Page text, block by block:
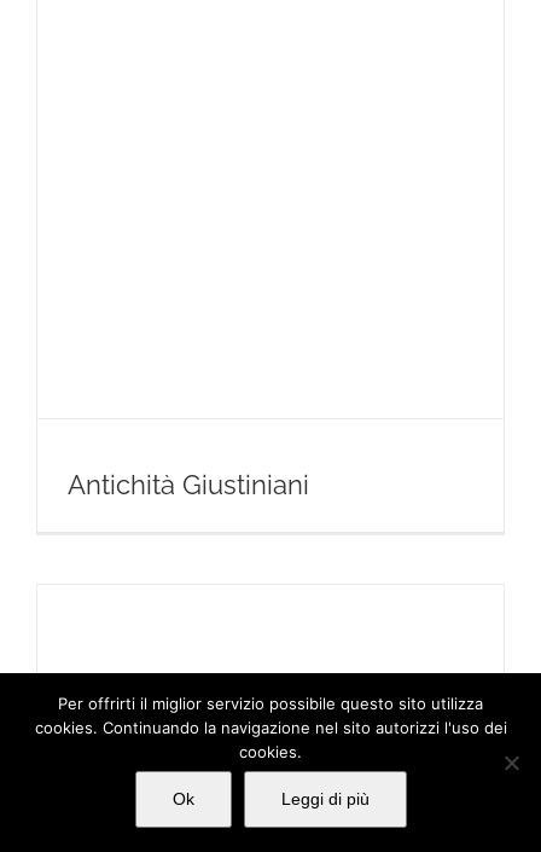
Antichità Giustiniani
Per offrirti il miglior servizio possibile questo sito utilizza
cookies. Continuando la navigazione nel sito autorizzi l'uso dei
cookies.
Ok Leggi di più